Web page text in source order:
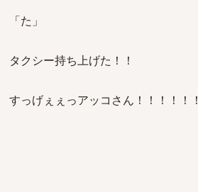
「た」
タクシー持ち上げた！！
すっげぇぇっアッコさん！！！！！！